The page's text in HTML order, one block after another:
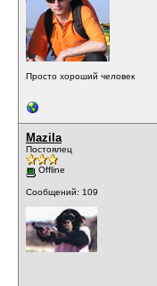
Просто хороший человек
Mazila
Постоялец
Offline
Сообщений: 109